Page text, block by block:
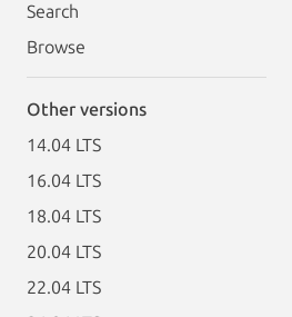
Search
Browse
Other versions
14.04 LTS
16.04 LTS
18.04 LTS
20.04 LTS
22.04 LTS